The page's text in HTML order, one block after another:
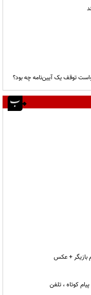
توقف یک آیین‌نامه چه بود؟
بازیگر + عکس
کوتاه ، تلفن